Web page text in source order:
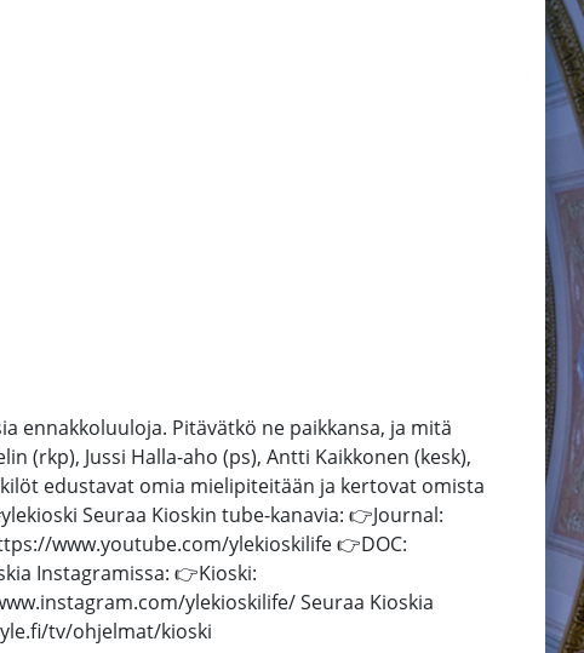
ennakkoluuloja. Pitävätkö ne paikkansa, ja mitä
(rkp), Jussi Halla-aho (ps), Antti Kaikkonen (kesk),
edustavat omia mielipiteitään ja kertovat omista
Seuraa Kioskin tube-kanavia: 👉Journal:
www.youtube.com/ylekioskilife 👉DOC:
Instagramissa: 👉Kioski:
ylekioskilife/ Seuraa Kioskia
tv/ohjelmat/kioski